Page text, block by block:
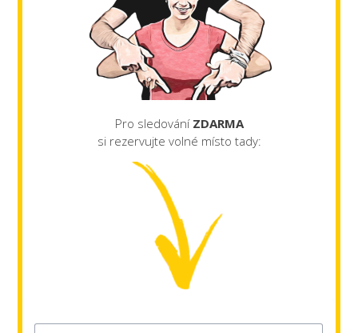
Pro sledování ZDARMA
si rezervujte volné místo tady: